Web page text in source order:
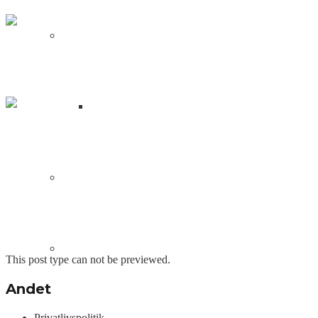
This post type can not be previewed.
Andet